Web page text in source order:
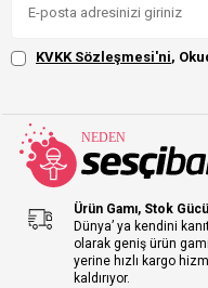
KVKK Sözleşmesi'ni,
Ürün Gamı, Stok
Dünya’ ya kendini
olarak geniş ürün
yerine hızlı kargo
kaldırıyor.